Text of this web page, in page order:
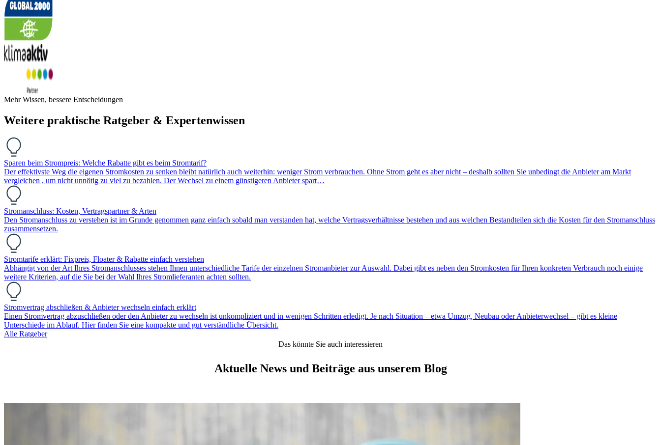
Mehr Wissen, bessere Entscheidungen
Weitere praktische Ratgeber & Expertenwissen
Sparen beim Strompreis: Welche Rabatte gibt es beim Stromtarif?
Der effektivste Weg die eigenen Stromkosten zu senken bleibt natürlich auch weiterhin: weniger Strom verbrauchen. Ohne Strom geht es aber nicht – deshalb sollten Sie unbedingt die Anbieter am Markt
vergleichen , um nicht unnötig zu viel zu bezahlen. Der Wechsel zu einem günstigeren Anbieter spart…
Stromanschluss: Kosten, Vertragspartner & Arten
Den Stromanschluss zu verstehen ist im Grunde genommen ganz einfach sobald man verstanden hat, welche Vertragsverhältnisse bestehen und aus welchen Bestandteilen sich die Kosten für den Stromanschluss
zusammensetzen.
Stromtarife erklärt: Fixpreis, Floater & Rabatte einfach verstehen
Abhängig von der Art Ihres Stromanschlusses stehen Ihnen unterschiedliche Tarife der einzelnen Stromanbieter zur Auswahl. Dabei gibt es neben den Stromkosten für Ihren konkreten Verbrauch noch einige
weitere Kriterien, auf die Sie bei der Wahl Ihres Stromlieferanten achten sollten.
Stromvertrag abschließen & Anbieter wechseln einfach erklärt
Einen Stromvertrag abzuschließen oder den Anbieter zu wechseln ist unkompliziert und in wenigen Schritten erledigt. Je nach Situation – etwa Umzug, Neubau oder Anbieterwechsel – gibt es kleine
Unterschiede im Ablauf. Hier finden Sie eine kompakte und gut verständliche Übersicht.
Alle Ratgeber
Das könnte Sie auch interessieren
Aktuelle News und Beiträge aus unserem Blog